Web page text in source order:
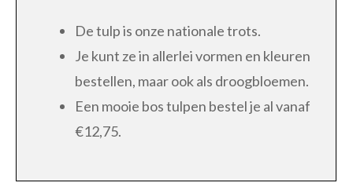
De tulp is onze nationale trots.
Je kunt ze in allerlei vormen en kleuren
bestellen, maar ook als droogbloemen.
Een mooie bos tulpen bestel je al vanaf
€12,75.